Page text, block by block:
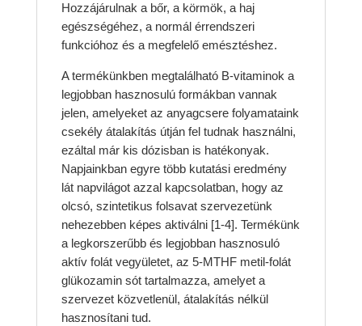
Hozzájárulnak a bőr, a körmök, a haj
egészségéhez, a normál érrendszeri
funkcióhoz és a megfelelő emésztéshez.
A termékünkben megtalálható B-vitaminok a
legjobban hasznosulú formákban vannak
jelen, amelyeket az anyagcsere folyamataink
csekély átalakítás útján fel tudnak használni,
ezáltal már kis dózisban is hatékonyak.
Napjainkban egyre több kutatási eredmény
lát napvilágot azzal kapcsolatban, hogy az
olcsó, szintetikus folsavat szervezetünk
nehezebben képes aktiválni [1-4]. Termékünk
a legkorszerűbb és legjobban hasznosuló
aktív folát vegyületet, az 5-MTHF metil-folát
glükozamin sót tartalmazza, amelyet a
szervezet közvetlenül, átalakítás nélkül
hasznosítani tud.